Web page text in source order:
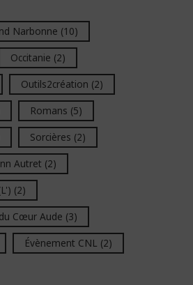
Narbonne (10)
Occitanie (2)
Outils2création (2)
Romans (5)
Sorcières (2)
Autret (2)
(2)
Cœur Aude (3)
Évènement CNL (2)